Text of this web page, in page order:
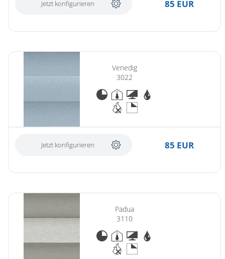
Jetzt konfigurieren 85 EUR
Venedig
3022
Jetzt konfigurieren 85 EUR
Padua
3110